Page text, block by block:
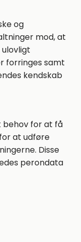
og
mod, at
forringes samt
kendskab
behov for at få
at udføre
Disse
perondata